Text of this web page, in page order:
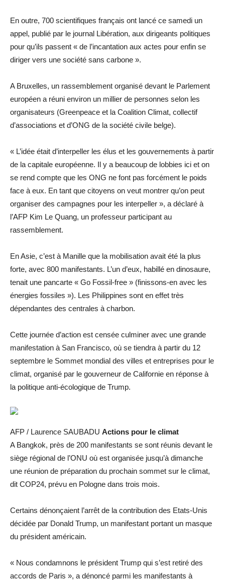
En outre, 700 scientifiques français ont lancé ce samedi un
appel, publié par le journal Libération, aux dirigeants politiques
pour qu’ils passent « de l’incantation aux actes pour enfin se
diriger vers une société sans carbone ».
A Bruxelles, un rassemblement organisé devant le Parlement
européen a réuni environ un millier de personnes selon les
organisateurs (Greenpeace et la Coalition Climat, collectif
d’associations et d’ONG de la société civile belge).
« L’idée était d’interpeller les élus et les gouvernements à partir
de la capitale européenne. Il y a beaucoup de lobbies ici et on
se rend compte que les ONG ne font pas forcément le poids
face à eux. En tant que citoyens on veut montrer qu’on peut
organiser des campagnes pour les interpeller », a déclaré à
l’AFP Kim Le Quang, un professeur participant au
rassemblement.
En Asie, c’est à Manille que la mobilisation avait été la plus
forte, avec 800 manifestants. L’un d’eux, habillé en dinosaure,
tenait une pancarte « Go Fossil-free » (finissons-en avec les
énergies fossiles »). Les Philippines sont en effet très
dépendantes des centrales à charbon.
Cette journée d’action est censée culminer avec une grande
manifestation à San Francisco, où se tiendra à partir du 12
septembre le Sommet mondial des villes et entreprises pour le
climat, organisé par le gouverneur de Californie en réponse à
la politique anti-écologique de Trump.
AFP / Laurence SAUBADU Actions pour le climat
A Bangkok, près de 200 manifestants se sont réunis devant le
siège régional de l’ONU où est organisée jusqu’à dimanche
une réunion de préparation du prochain sommet sur le climat,
dit COP24, prévu en Pologne dans trois mois.
Certains dénonçaient l’arrêt de la contribution des Etats-Unis
décidée par Donald Trump, un manifestant portant un masque
du président américain.
« Nous condamnons le président Trump qui s’est retiré des
accords de Paris », a dénoncé parmi les manifestants à